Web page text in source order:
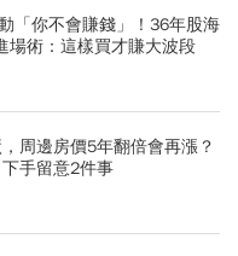
「你不會賺錢」！36年股海
場術：這樣買才賺大波段
周邊房價5年翻倍會再漲？
手留意2件事